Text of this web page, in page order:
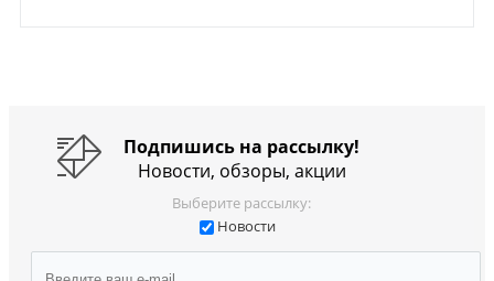
Подпишись на рассылку!
Новости, обзоры, акции
Выберите рассылку:
Новости